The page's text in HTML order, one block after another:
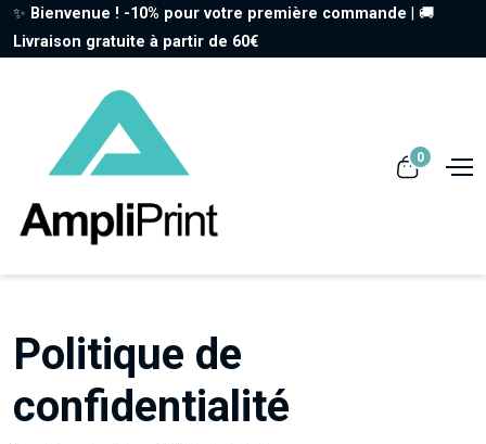
✨ Bienvenue ! -10% pour votre première commande | 🚚
Livraison gratuite à partir de 60€
0
Politique de
confidentialité